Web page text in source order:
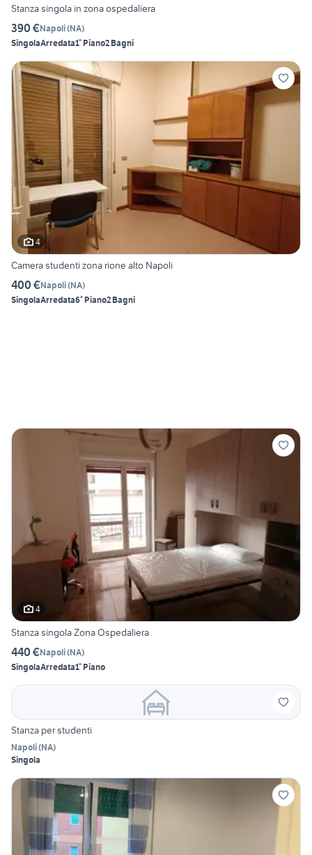
Stanza singola in zona ospedaliera
390 €Napoli(NA)
SingolaArredata1° Piano2 Bagni
4
Camera studenti zona rione alto Napoli
400 €Napoli(NA)
SingolaArredata6° Piano2 Bagni
4
Stanza singola Zona Ospedaliera
440 €Napoli(NA)
SingolaArredata1° Piano
Stanza per studenti
Napoli(NA)
Singola